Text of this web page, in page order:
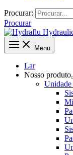
Procurar:
Procurar
Menu
Lar
Nosso produto
Unidade